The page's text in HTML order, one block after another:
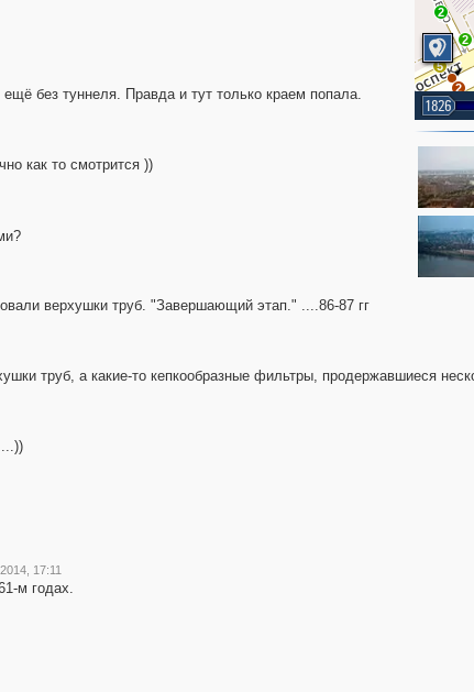
2
5
2
2
1826
без туннеля. Правда и тут только краем попала.
как то смотрится ))
верхушки труб. "Завершающий этап." ....86-87 гг
труб, а какие-то кепкообразные фильтры, продержавшиеся
17:11
м годах.